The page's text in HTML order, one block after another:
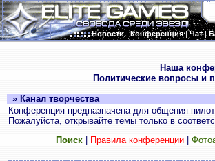
Новости|Конференция|Чат|
Наша
Политические вопросы и
» Канал творчества
Конференция предназначена для общения
Пожалуйста, открывайте темы только в
Поиск| Правила конференции|